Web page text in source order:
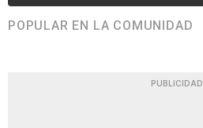
POPULAR EN LA COMUNIDAD
PUBLICIDAD